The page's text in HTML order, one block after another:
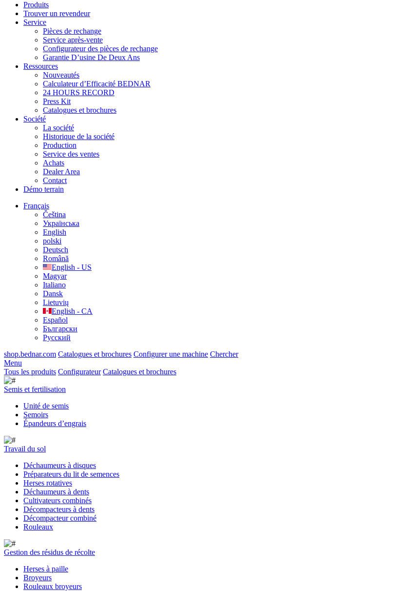
Produits
Trouver un revendeur
Service
Pièces de rechange
Service après-vente
Configurateur des pièces de rechange
Garantie D’usine De Deux Ans
Ressources
Nouveautés
Calculateur d’Efficacité BEDNAR
24 HOURS RECORD
Press Kit
Catalogues et brochures
Société
La société
Historique de la société
Production
Service des ventes
Achats
Dealer Area
Contact
Démo terrain
Français
Čeština
Українська
English
polski
Deutsch
Română
English - US
Magyar
Italiano
Dansk
Lietuvių
English - CA
Español
Български
Русский
shop.bednar.com Catalogues et brochures Configurer une machine Chercher
Menu
Tous les produits Configurateur Catalogues et brochures
Semis et fertilisation
Unité de semis
Semoirs
Épandeurs d’engrais
Travail du sol
Déchaumeurs à disques
Préparateurs du lit de semences
Herses rotatives
Déchaumeurs à dents
Cultivateurs combinés
Décompacteurs à dents
Décompacteur combiné
Rouleaux
Gestion des résidus de récolte
Herses à paille
Broyeurs
Rouleaux broyeurs